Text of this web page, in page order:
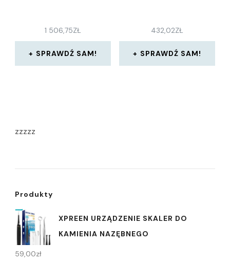
1 506,75ZŁ
SPRAWDŹ SAM!
432,02ZŁ
SPRAWDŹ SAM!
zzzzz
Produkty
XPREEN URZĄDZENIE SKALER DO
KAMIENIA NAZĘBNEGO
59,00zł